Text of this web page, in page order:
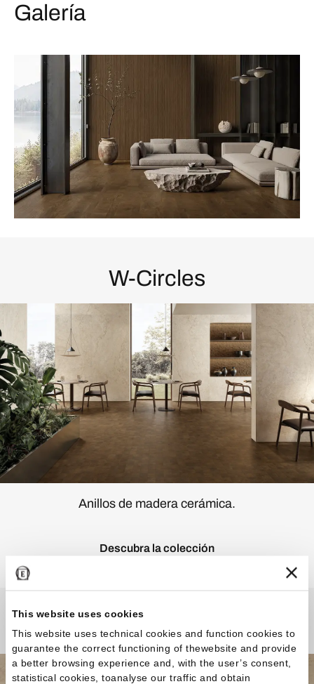
This website uses cookies
This website uses technical cookies and function cookies to
guarantee the correct functioning of thewebsite and provide
a better browsing experience and, with the user’s consent,
statistical cookies, toanalyse our traffic and obtain
Galería
W-Circles
Anillos de madera cerámica.
Descubra la colección
¿Curiosidades o Preguntas?